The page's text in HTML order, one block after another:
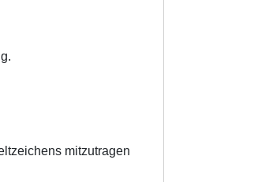
mitzutragen